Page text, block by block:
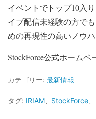
イベントでトップ10入
イブ配信未経験の方で
めの再現性の高いノウハ
StockForce公式ホームペ
カテゴリー: 最新情報
タグ: IRIAM StockForce